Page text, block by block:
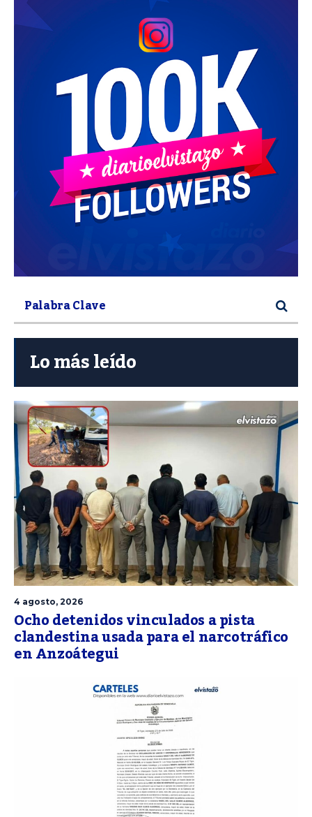
Lo más leído
4 agosto, 2026
Ocho detenidos vinculados a pista
clandestina usada para el narcotráfico
en Anzoátegui